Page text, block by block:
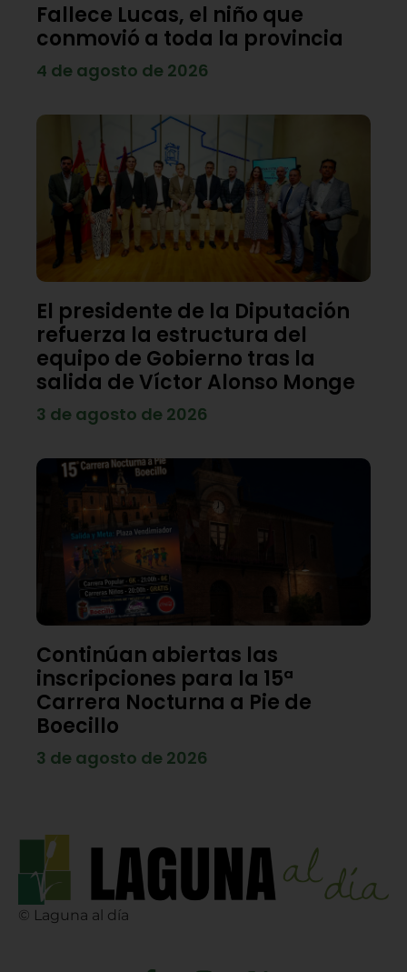
Fallece Lucas, el niño que
conmovió a toda la provincia
4 de agosto de 2026
El presidente de la Diputación
refuerza la estructura del
equipo de Gobierno tras la
salida de Víctor Alonso Monge
3 de agosto de 2026
Continúan abiertas las
inscripciones para la 15ª
Carrera Nocturna a Pie de
Boecillo
3 de agosto de 2026
© Laguna al día